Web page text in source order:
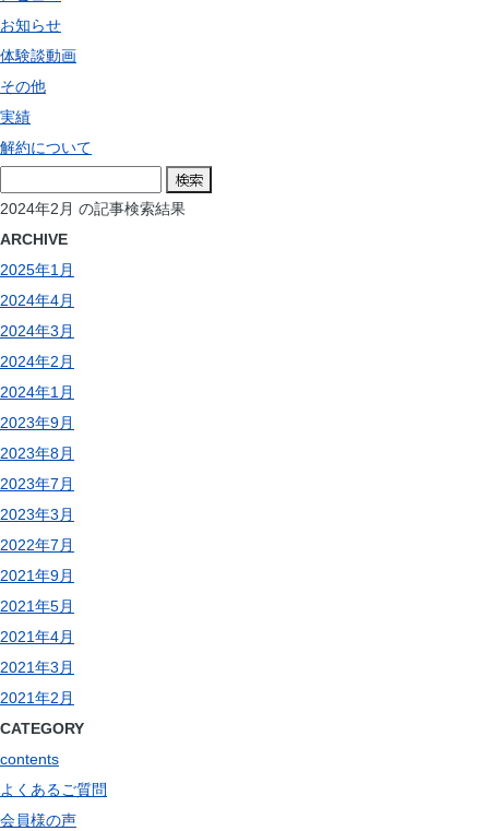
お知らせ
体験談動画
その他
実績
解約について
索:
2024年2月 の記事検索結果
ARCHIVE
2025年1月
2024年4月
2024年3月
2024年2月
2024年1月
2023年9月
2023年8月
2023年7月
2023年3月
2022年7月
2021年9月
2021年5月
2021年4月
2021年3月
2021年2月
CATEGORY
contents
よくあるご質問
会員様の声